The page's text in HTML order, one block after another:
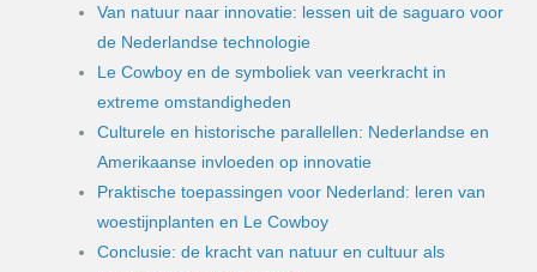
Van natuur naar innovatie: lessen uit de saguaro voor
de Nederlandse technologie
Le Cowboy en de symboliek van veerkracht in
extreme omstandigheden
Culturele en historische parallellen: Nederlandse en
Amerikaanse invloeden op innovatie
Praktische toepassingen voor Nederland: leren van
woestijnplanten en Le Cowboy
Conclusie: de kracht van natuur en cultuur als